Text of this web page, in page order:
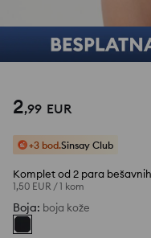
2,99 EUR
+3 bod.Sinsay Club
Komplet od 2 para
1,50 EUR /1 kom
Boja: boja kože